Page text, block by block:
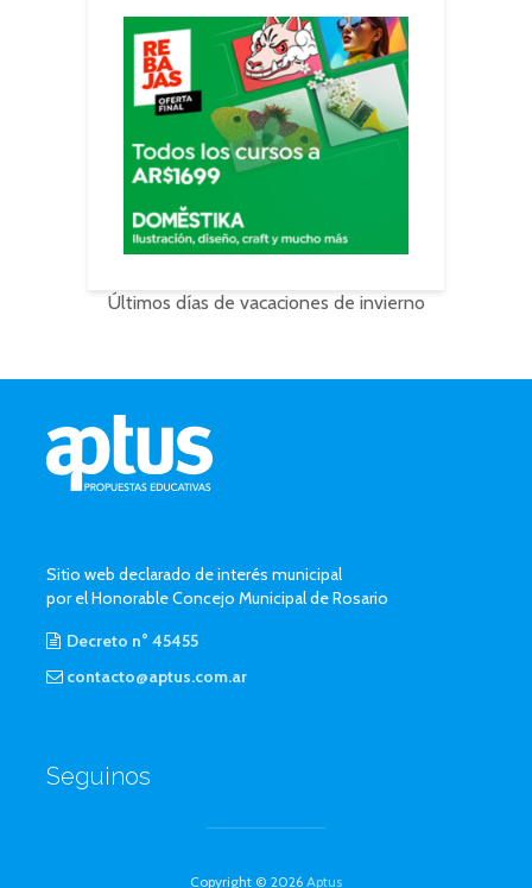
Últimos días de vacaciones de invierno
Sitio web declarado de interés municipal
por el Honorable Concejo Municipal de Rosario
Decreto n° 45455
contacto@aptus.com.ar
Seguinos
Copyright © 2026 Aptus